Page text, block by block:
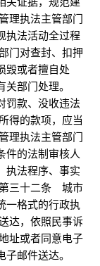
执法主管部门
执法活动全过程
对查封、扣押
毁或者擅自处
部门处理。
款、没收违法
的款项，应当
执法主管部门
件的法制审核人
执法程序、事实
三十二条 城市
一格式的行政执
，依照民事诉
或者同意电子
邮件送达。